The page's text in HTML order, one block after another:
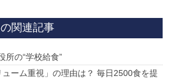
関連記事
所の“学校給食”
ーム重視」の理由は？ 毎日2500食を提